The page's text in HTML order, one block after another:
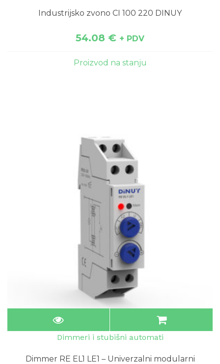
Industrijsko zvono CI 100 220 DINUY
54.08 € + PDV
Proizvod na stanju
Dimmeri i stubišni automati
Dimmer RE EL1 LE1 – Univerzalni modularni